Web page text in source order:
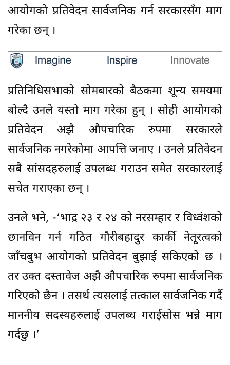
आयोगको प्रतिवेदन सार्वजनिक गर्न सरकारसँग माग
गरेका छन् ।
प्रतिनिधिसभाकाे साेमबारकाे बैठकमा शून्य समयमा
बोल्दै उनले यस्ताे माग गरेका हुन् । साेही आयोगको
प्रतिवेदन अझै औपचारिक रुपमा सरकारले
सार्वजनिक नगरेकोमा आपत्ति जनाए । उनले प्रतिवेदन
सबै सांसदहरुलाई उपलब्ध गराउन समेत सरकारलाई
सचेत गराएका छन् ।
उनले भने, -‘भाद्र २३ र २४ को नरसम्हार र विध्वंशको
छानविन गर्न गठित गौरीबहादुर कार्की नेतृ्रत्वको
जाँचबुभ आयोगको प्रतिवेदन बुझाई सकिएको छ ।
तर उक्त दस्तावेज अझै औपचारिक रुपमा सार्वजनिक
गरिएको छैन । तसर्थ त्यसलाई तत्काल सार्वजनिक गर्दै
माननीय सदस्यहरुलाई उपलब्ध गराईसोस भन्ने माग
गर्दछु ।’